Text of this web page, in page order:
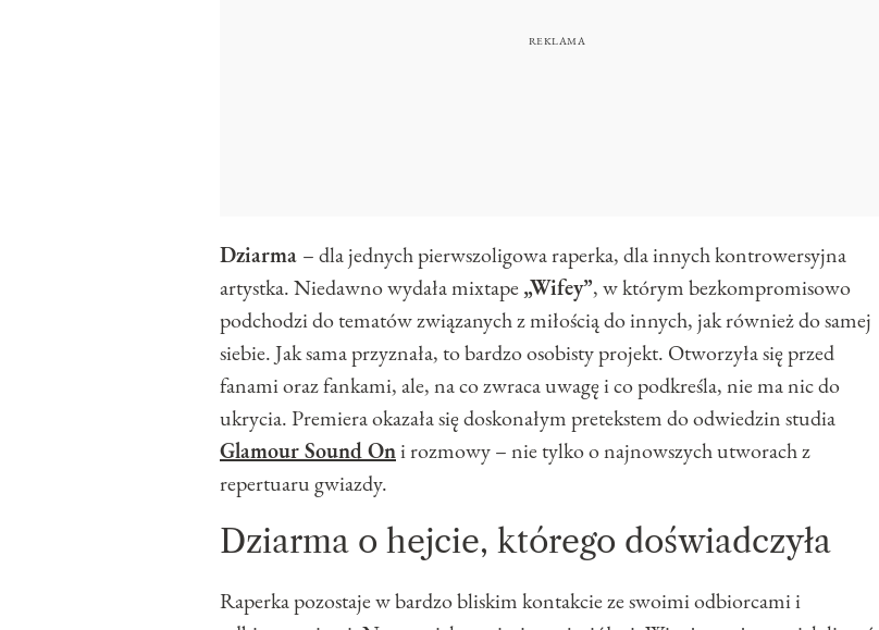
Dziarma – dla jednych pierwszoligowa raperka, dla innych kontrowersyjna
artystka. Niedawno wydała mixtape„Wifey”, w którym bezkompromisowo
podchodzi do tematów związanych z miłością do innych, jak również do samej
siebie. Jak sama przyznała, to bardzo osobisty projekt. Otworzyła się przed
fanami oraz fankami, ale, na co zwraca uwagę i co podkreśla, nie ma nic do
ukrycia. Premiera okazała się doskonałym pretekstem do odwiedzin studia
Glamour Sound Oni rozmowy – nie tylko o najnowszych utworach z
repertuaru gwiazdy.
Dziarma o hejcie, którego doświadczyła
Raperka pozostaje w bardzo bliskim kontakcie ze swoimi odbiorcami i